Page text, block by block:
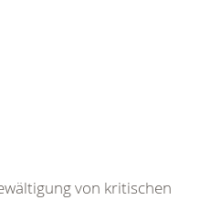
von kritischen